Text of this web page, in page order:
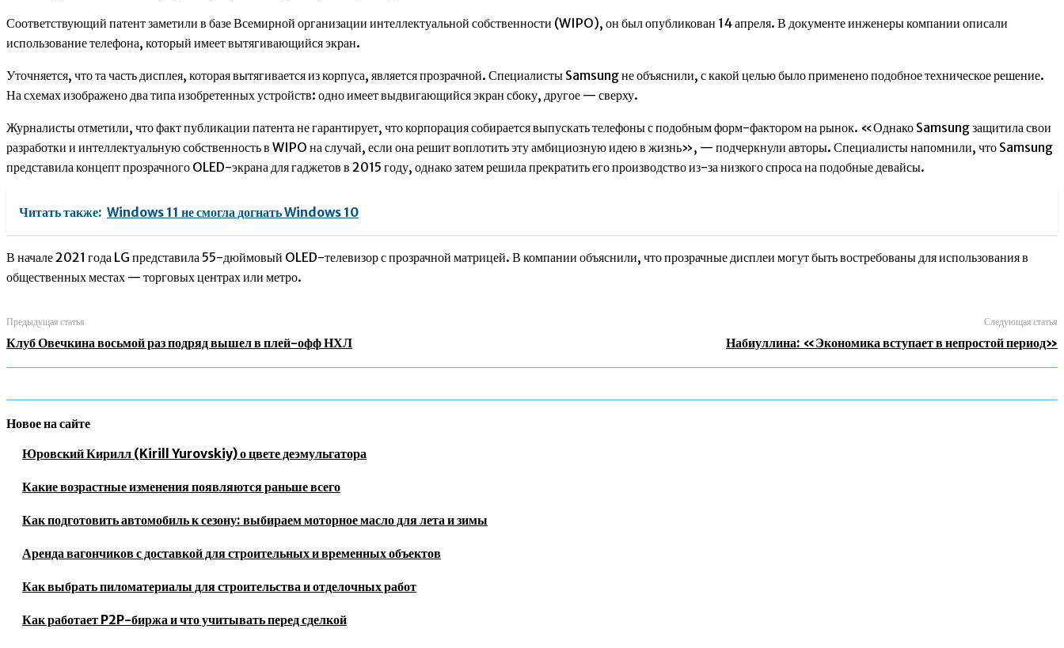
Соответствующий патент заметили в базе Всемирной организации интеллектуальной собственности (WIPO), он был опубликован 14 апреля. В документе инженеры компании описали
использование телефона, который имеет вытягивающийся экран.
Уточняется, что та часть дисплея, которая вытягивается из корпуса, является прозрачной. Специалисты Samsung не объяснили, с какой целью было применено подобное техническое решение.
На схемах изображено два типа изобретенных устройств: одно имеет выдвигающийся экран сбоку, другое — сверху.
Журналисты отметили, что факт публикации патента не гарантирует, что корпорация собирается выпускать телефоны с подобным форм-фактором на рынок. «Однако Samsung защитила свои
разработки и интеллектуальную собственность в WIPO на случай, если она решит воплотить эту амбициозную идею в жизнь», — подчеркнули авторы. Специалисты напомнили, что Samsung
представила концепт прозрачного OLED-экрана для гаджетов в 2015 году, однако затем решила прекратить его производство из-за низкого спроса на подобные девайсы.
Читать также: Windows 11 не смогла догнать Windows 10
В начале 2021 года LG представила 55-дюймовый OLED-телевизор с прозрачной матрицей. В компании объяснили, что прозрачные дисплеи могут быть востребованы для использования в
общественных местах — торговых центрах или метро.
Предыдущая статья
Клуб Овечкина восьмой раз подряд вышел в плей-офф НХЛ
Следующая статья
Набиуллина: «Экономика вступает в непростой период»
Новое на сайте
Юровский Кирилл (Kirill Yurovskiy) о цвете деэмульгатора
Какие возрастные изменения появляются раньше всего
Как подготовить автомобиль к сезону: выбираем моторное масло для лета и зимы
Аренда вагончиков с доставкой для строительных и временных объектов
Как выбрать пиломатериалы для строительства и отделочных работ
Как работает P2P-биржа и что учитывать перед сделкой